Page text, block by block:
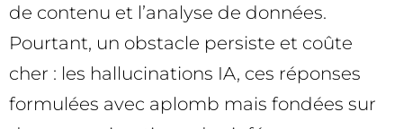
de contenu et l’analyse de données.
Pourtant, un obstacle persiste et coûte
cher : les hallucinations IA, ces réponses
formulées avec aplomb mais fondées sur